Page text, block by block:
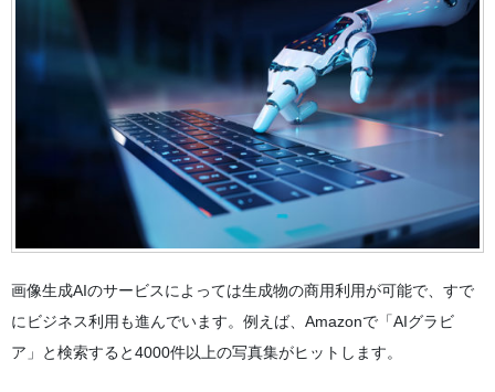
画像生成AIのサービスによっては生成物の商用利用が可能で、すで
にビジネス利用も進んでいます。例えば、Amazonで「AIグラビ
ア」と検索すると4000件以上の写真集がヒットします。